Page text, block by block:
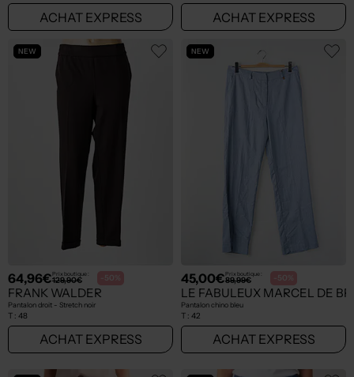
ACHAT EXPRESS ACHAT EXPRESS
NEW
64,96€Prix boutique :
129,90€ -50%
FRANK WALDER
Pantalon droit - Stretch noir
T : 48
ACHAT EXPRESS
NEW
45,00€Prix boutique :
89,99€ -50%
LE FABULEUX MARCEL DE
Pantalon chino bleu
T : 42
ACHAT EXPRESS